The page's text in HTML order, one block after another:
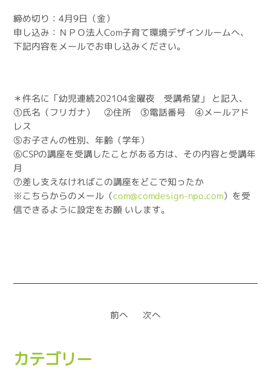
締め切り：4月9日（金）
申し込み：ＮＰＯ法人Com子育て環境デザインルームへ、
下記内容をメールでお申し込みください。
＊件名に「幼児連続202104金曜夜 受講希望」 と記入、
①氏名（フリガナ） ②住所 ③電話番号 ④メールアド
レス
⑤お子さんの性別、年齢（学年）
⑥CSPの講座を受講したことがある方は、その内容と受講年
月
⑦差し支えなければこの講座をどこで知ったか
※こちらからのメール（com@comdesign-npo.com）を受
信できるように設定をお願 いします。
前へ 次へ
カテゴリー